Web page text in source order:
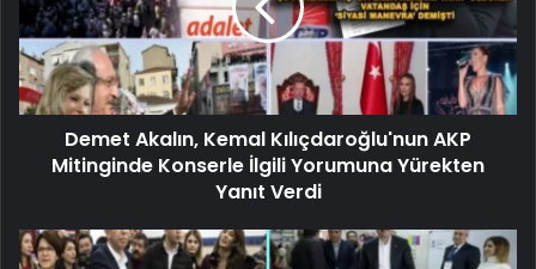
Demet Akalın, Kemal Kılıçdaroğlu'nun AKP
Mitinginde Konserle İlgili Yorumuna Yürekten
Yanıt Verdi